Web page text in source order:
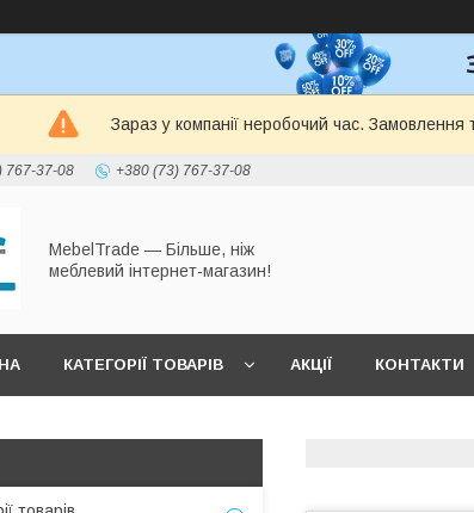
Зараз у компанії неробочий час.
767-37-08 +380 (73) 767-37-08
MebelTrade — Більше, ніж
меблевий інтернет-магазин!
КАТЕГОРІЇ ТОВАРІВ АКЦІЇ КОНТАКТИ